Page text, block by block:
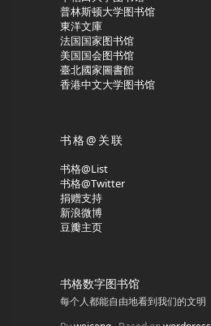
普林斯顿大学图书馆
東洋文庫
法国国家图书馆
美国国会图书馆
臺北國家圖書館
香港中文大学图书馆
书格@关联
书格@List
书格@Twitter
捐赠支持
新浪微博
豆瓣主页
书格数字图书馆
每个人都能自由地看到我们的文明